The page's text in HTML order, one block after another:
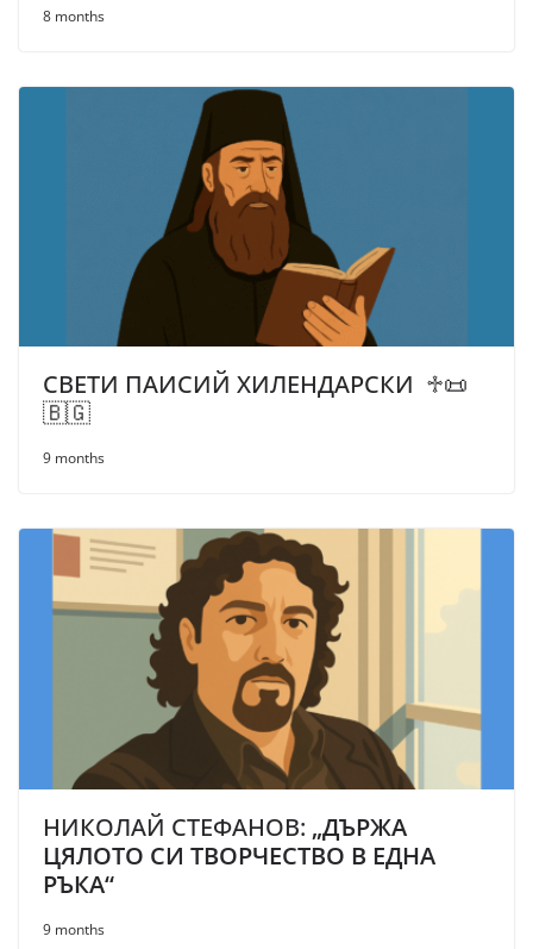
8 months
СВЕТИ ПАИСИЙ ХИЛЕНДАРСКИ ♱📜
🇧🇬
9 months
НИКОЛАЙ СТЕФАНОВ: „ДЪРЖА
ЦЯЛОТО СИ ТВОРЧЕСТВО В ЕДНА
РЪКА“
9 months